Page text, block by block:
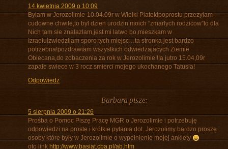
14 kwietnia 2009 o 10:09
Bylam w Jerozolimie-10.04.09r w Wielki Piatek!poprostu przezylam
cudowne chwile,to byl dzien urodzin moich “zmarlych rodzicow”to dla
Nich tam sie znalazlam,jest mi latwo bo,mieszkam w
Izraelu!zwiedzilam sporo tych miejsc…ta stronka jest bardzo
potrzebna!pozdrawiam wszystkich odwiedzajacych Ziemie
Obiecana,do zobaczenia za rok w Jerozolimie!!!a jutro 15.04,09r
zapale swiece w 3 rocz.smierci mojego ukochanego Tatusia!
Odpowiedz
Barbarapisze:
5 sierpnia 2009 o 21:26
Prośba o Pomoc Piszę Pracę MGR o Jerozolimie i potrzebuję
odpowiedzi na proste i krótkie pytania dot. Jerozolimy bardzo proszę
osoby które były w Jerozolimie o wypełnienie mojej ankiety
oto link http://www.basiat.cba.pl/ab.htm